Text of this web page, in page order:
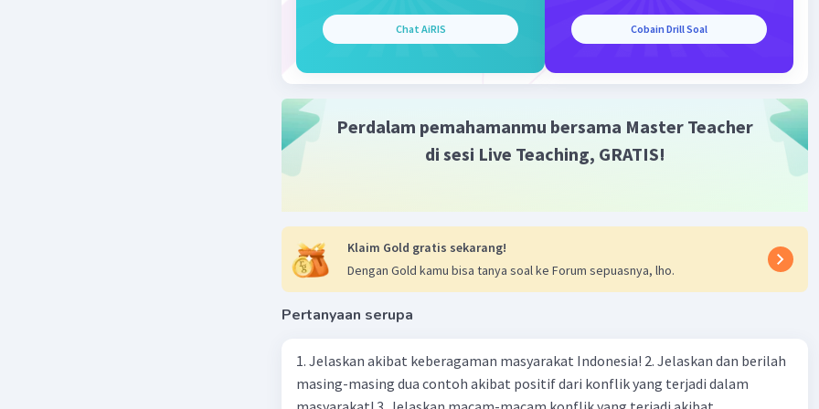
Chat AiRIS Cobain Drill Soal
Perdalam pemahamanmu bersama Master Teacher
di sesi Live Teaching, GRATIS!
Klaim Gold gratis sekarang!
Dengan Gold kamu bisa tanya soal ke Forum sepuasnya, lho.
Pertanyaan serupa
1. Jelaskan akibat keberagaman masyarakat Indonesia! 2. Jelaskan dan berilah
masing-masing dua contoh akibat positif dari konflik yang terjadi dalam